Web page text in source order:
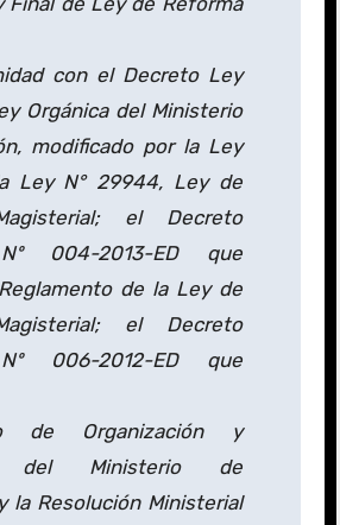
con el Decreto Ley
Orgánica del Ministerio
modificado por la Ley
Ley N° 29944, Ley de
el Decreto
004-2013-ED que
de la Ley de
el Decreto
006-2012-ED que
de Organización y
del Ministerio de
la Resolución Ministerial